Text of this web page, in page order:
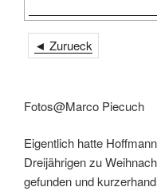
◄ Zurueck
Fotos@Marco Piecuch
Eigentlich hatte
Dreijährigen zu
gefunden und